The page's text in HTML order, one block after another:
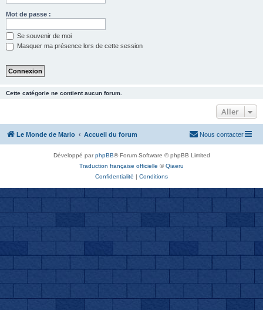
Mot de passe :
Se souvenir de moi
Masquer ma présence lors de cette session
Cette catégorie ne contient aucun forum.
Aller
Le Monde de Mario Accueil du forum Nous contacter
Développé parphpBB® Forum Software © phpBB Limited
Traduction française officielle ©Qiaeru
Confidentialité | Conditions